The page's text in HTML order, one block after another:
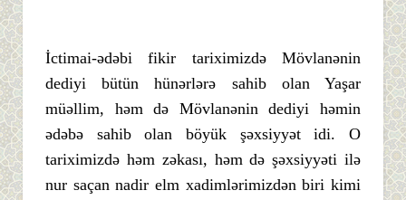
İctimai-ədəbi fikir tariximizdə Mövlanənin
dediyi bütün hünərlərə sahib olan Yaşar
müəllim, həm də Mövlanənin dediyi həmin
ədəbə sahib olan böyük şəxsiyyət idi. O
tariximizdə həm zəkası, həm də şəxsiyyəti ilə
nur saçan nadir elm xadimlərimizdən biri kimi